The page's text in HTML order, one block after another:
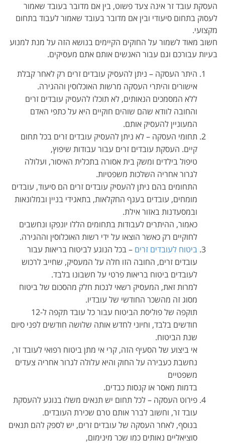
העסקת עובד זר אינה צעד פשוט, בין אם מדובר בעובד שאמור
לעסוק בתחום סיעודי ובין אם מדובר בעובד שאמור לעבוד בתחום
מקצועי.
חשוב מאוד לשמור על החוקים הקיימים בנושא הזה על מנת למנוע
בעיות עבורכם וגם עבור האנשים אותם אתם מעסיקים.
היתר העסקה – ניתן להעסיק עובדים זרים רק לאחר קבלת
אישורים והיתרי העסקה מרשות האוכלוסין וההגירה.
ללא המסמכים הנאותים, לא תוכלו להעסיק עובדים זרים
והחובה לוודא שהם שוהים חוקיים היא על כתפי האדם
המעוניין להעסיק אותם.
תחומי העסקה – לא ניתן להעסיק עובדים זרים בכל תחום
קיים. העסקת עובדים זרים עבור עבודות שיפוץ,
טיפול בילדים ומשק בית אסורה בתכלית האיסור, ועלולה
לגרור אחריה השלכות משפטיות.
התחומים בהם ניתן להעסיק עובדים זרים הם סיעוד, עובדים
מומחים, עובדים בענף החקלאות, בתאגידי בניין ובמלונאות
ובמסעדנות באזור אילת.
כאמור, ההיתרים לעבודות בתחומים הללו יונפקו ונחשבים
לחוקיים רק כאשר הוצאו על ידי רשות האוכלוסין וההגירה.
ביטוח לעובדים זרים – בכל הנוגע לביטוח בריאות עבור
עובדים זרים, החובה הזו חלה על המעסיק, שחייב לרכוש
לעובדים ביטוח בריאות פרטי על חשבונו בלבד.
למרות זאת, המעסיק רשאי לנכות חלק מהסכום של ביטוח
מסוג זה מהשכר החודשי של עובדיו.
תוקפה של פוליסת הביטוח עבור כל עובד תקפה ל-12
חודשים בלבד, וחיוני לחדש אותה שלושה חודשים לפני סיום
שנת הביטוח.
אי ביצוע של הסעיף הזה, קרי אי מתן ביטוח רפואי לעובד זר,
נחשבת כעבירה על החוק והיא עלולה לגרור אחריה צעדים
משפטיים
בדמות מאסר או קנסות כבדים.
פירוט העסקה – לכל תחום יש תנאים משלו בנוגע להעסקת
עובד זר, וחשוב לברר אותם טרם שכירת העובדים.
בנוסף, לאחר העסקה של עובדים זרים, יש לספק להם תנאים
סוציאליים נאותים כמו שכר מינימום,